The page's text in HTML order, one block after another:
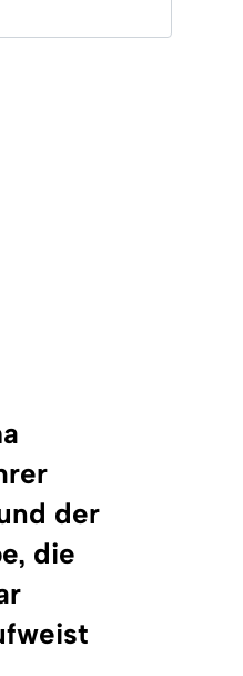
der
die